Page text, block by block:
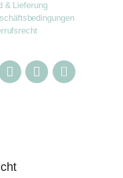
& Lieferung